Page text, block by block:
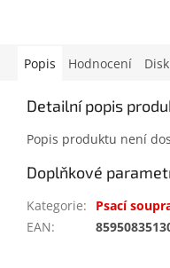
Popis Hodnocení
Detailní popis
Popis produktu není
Doplňkové
Kategorie:
Psací
EAN: